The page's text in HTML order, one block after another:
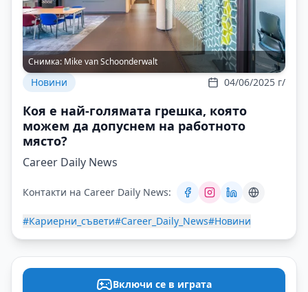
Снимка: Mike van Schoonderwalt
Новини 04/06/2025 г/
Коя е най-голямата грешка, която
можем да допуснем на работното
място?
Career Daily News
Контакти на Career Daily News:
#Кариерни_съвети#Career_Daily_News#Новини
Включи се в играта